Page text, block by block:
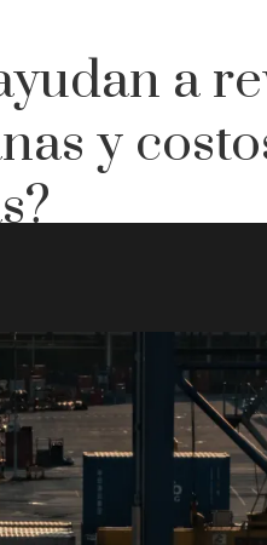
a
y